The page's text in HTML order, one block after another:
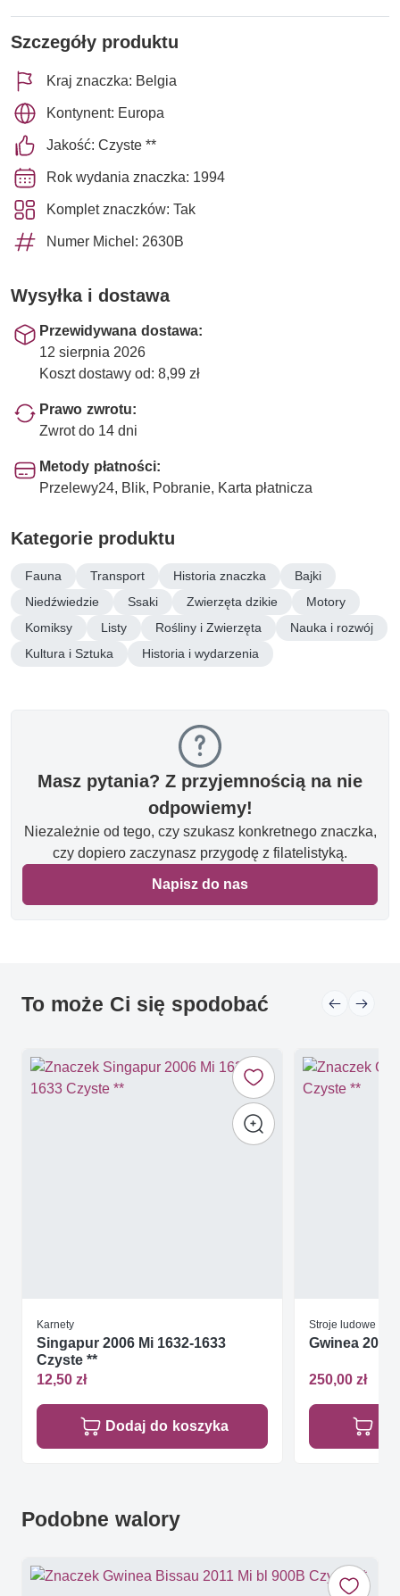
Szczegóły produktu
Kraj znaczka: Belgia
Kontynent: Europa
Jakość: Czyste **
Rok wydania znaczka: 1994
Komplet znaczków: Tak
Numer Michel: 2630B
Wysyłka i dostawa
Przewidywana dostawa:
12 sierpnia 2026
Koszt dostawy od: 8,99 zł
Prawo zwrotu:
Zwrot do 14 dni
Metody płatności:
Przelewy24, Blik, Pobranie, Karta płatnicza
Kategorie produktu
Fauna Transport Historia znaczka
Bajki
Niedźwiedzie
Ssaki Zwierzęta dzikie
Motory
Komiksy
Listy Rośliny i Zwierzęta
Nauka i rozwój
Kultura i Sztuka
Historia i wydarzenia
Masz pytania? Z przyjemnością na nie
odpowiemy!
Niezależnie od tego, czy szukasz konkretnego znaczka,
czy dopiero zaczynasz przygodę z filatelistyką.
Napisz do nas
To może Ci się spodobać
Karnety
Singapur 2006 Mi 1632-1633
Czyste **
12,50 zł
Dodaj do koszyka
Stroje ludowe
Gwinea 2008
250,00 zł
Podobne walory